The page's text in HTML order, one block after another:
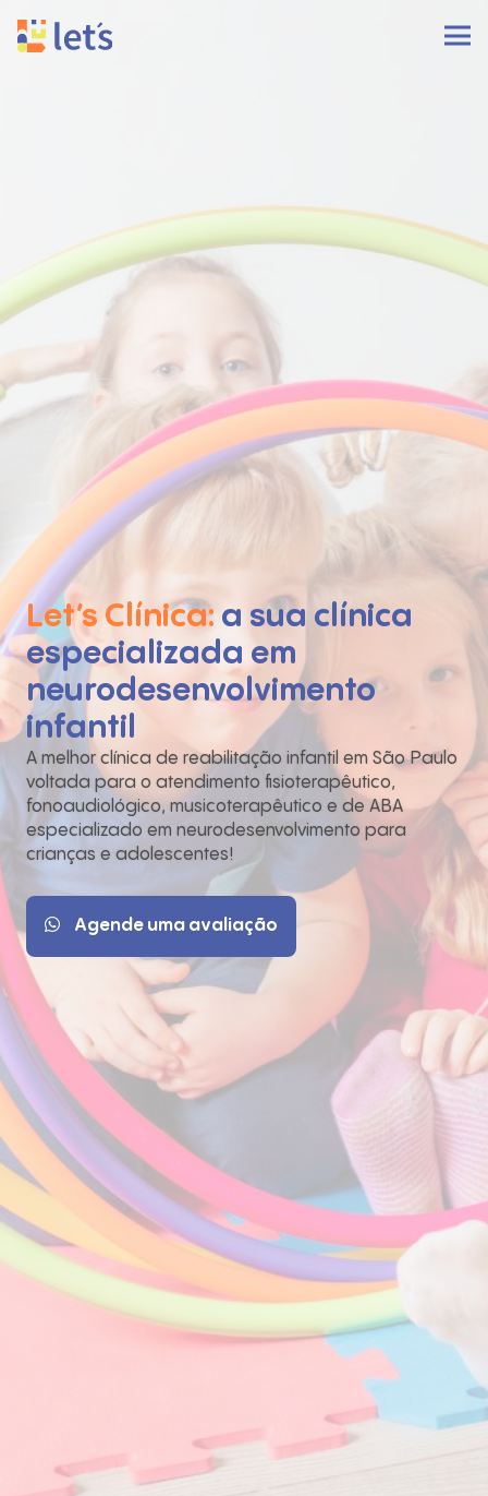
Let’s Clínica: a sua clínica
especializada em
neurodesenvolvimento
infantil
A melhor clínica de reabilitação infantil em São Paulo
voltada para o atendimento fisioterapêutico,
fonoaudiológico, musicoterapêutico e de ABA
especializado em neurodesenvolvimento para
crianças e adolescentes!
Agende uma avaliação